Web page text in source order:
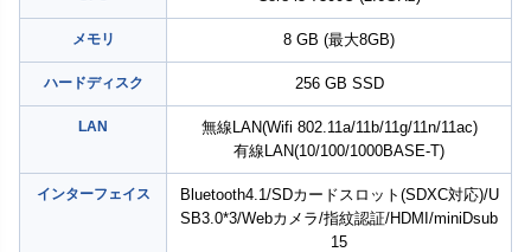
メモリ 8 GB (最大8GB)
ハードディスク 256 GB SSD
LAN
無線LAN(Wifi 802.11a/11b/11g/11n/11ac)
有線LAN(10/100/1000BASE-T)
インターフェイス
Bluetooth4.1/SDカードスロット(SDXC対応)/U
SB3.0*3/Webカメラ/指紋認証/HDMI/miniDsub
15